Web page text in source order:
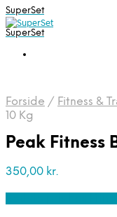
SuperSet
SuperSet
Forside / Fitness &
10 Kg
Peak Fitness
350,00 kr.